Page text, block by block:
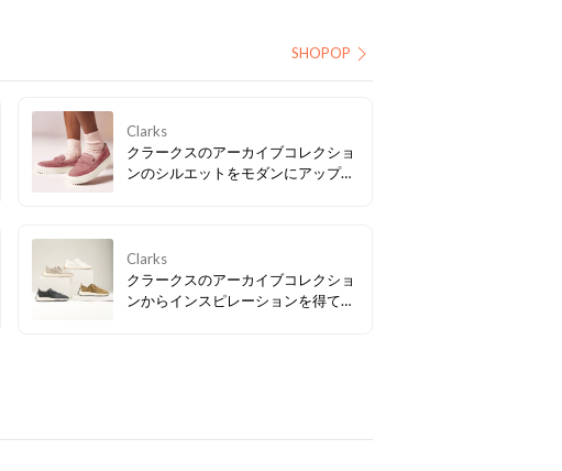
SHOPOP
Clarks
クラークスのアーカイブコレクショ
ンのシルエットをモダンにアップデ
りな軽量の厚底ソールで気分も
UP！
Clarks
クラークスのアーカイブコレクショ
ンからインスピレーションを得て、